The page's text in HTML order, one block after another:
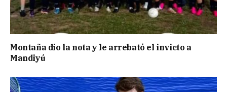
Montaña dio la nota y le arrebató el invicto a
Mandiyú